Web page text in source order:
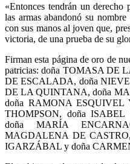
«Entonces tendrán un derecho
las armas abandonó su
con sus manos al joven que,
victoria, de una prueba de su
Firman esta página de oro de
patricias: doña TOMASA DE
DE ESCALADA, doña
DE LA QUINTANA, doña
doña RAMONA
THOMPSON, doña
doña MARÍA
MAGDALENA DE
IGARZÁBAL y doña